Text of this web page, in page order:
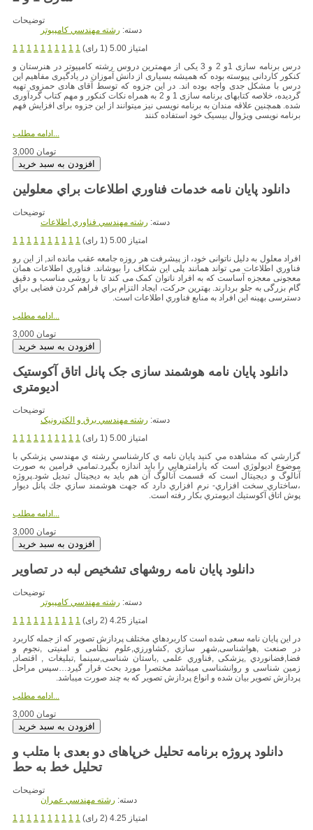
توضیحات
دسته: رشته مهندسي کامپيوتر
1 1 1 1 1 1 1 1 1 1
امتیاز 5.00 (1 رای)
درس برنامه سازی 1و 2 و 3 یکی از مهمترین دروس رشته کامپیوتر در هنرستان و
کنکور کاردانی پیوسته بوده که همیشه بسیاری از دانش آموزان در یادگیری مفاهیم این
درس با مشکل جدی واجه بوده اند. در این جزوه که توسط آقای هادی حمزوی تهیه
گردیده، خلاصه کتابهای برنامه سازی 1 و 2 به همراه نکات کنکور و مهم کتاب گردآوری
شده. همچنین علاقه مندان به برنامه نویسی نیز میتوانند از این جزوه برای افزایش فهم
برنامه نویسی ویژوال بیسیک خود استفاده کنند
ادامه مطلب...
3,000 تومان
دانلود پایان نامه خدمات فناوري اطلاعات براي معلولین
توضیحات
دسته: رشته مهندسي فناوري اطلاعات
1 1 1 1 1 1 1 1 1 1
امتیاز 5.00 (1 رای)
افراد معلول به دلیل ناتوانی خود، از پیشرفت هر روزه جامعه عقب مانده اند, از این رو
فناوري اطلاعات می تواند همانند پلی این شکاف را بپوشاند. فناوري اطلاعات همان
معجونی معجزه آساست که به افراد ناتوان کمک می کند تا با روشی مناسب و دقیق
گام بزرگی به جلو بردارند. بهترین حرکت، ایجاد التزام براي فراهم کردن فضایی براي
دسترسی بهینه این افراد به منابع فناوري اطلاعات است.
ادامه مطلب...
3,000 تومان
دانلود پایان نامه هوشمند سازی جک پانل اتاق آکوستیک
توضیحات
دسته: رشته مهندسي برق و الکترونيک
1 1 1 1 1 1 1 1 1 1
امتیاز 5.00 (1 رای)
گزارشي كه مشاهده مي كنيد پايان نامه ي كارشناسي رشته ي مهندسي پزشكي با
موضوع اديولوژي است كه پارامترهايي را بايد اندازه بگيرد.تمامي فرامين به صورت
آنالوگ و ديجيتال است كه قسمت آنالوگ آن هم بايد به ديجيتال تبديل شود.پروژه
،ساختاري سخت افزاري- نرم افزاري دارد كه جهت هوشمند سازي جك پانل ديوار
پوش اتاق آكوستيك اديومتري بكار رفته است.
ادامه مطلب...
3,000 تومان
دانلود پایان نامه روشهای تشخیص لبه در تصاویر
توضیحات
دسته: رشته مهندسي کامپيوتر
1 1 1 1 1 1 1 1 1 1
امتیاز 4.25 (2 رای)
در این پایان نامه سعی شده است کاربردهاي مختلف پردازش تصویر که از جمله کاربرد
در صنعت ,هواشناسی,شهر سازي ,کشاورزي,علوم نظامی و امنیتی ,نجوم و
فضا,فضانوردي ,پزشکی ,فناوري علمی ,باستان شناسی,سینما ,تبلیغات , اقتصاد,
زمین شناسی و روانشناسی میباشد مختصرا مورد بحث قرار گیرد…سپس مراحل
پردازش تصویر بیان شده و انواع پردازش تصویر که به چند صورت میباشد.
ادامه مطلب...
3,000 تومان
دانلود پروژه برنامه تحلیل خرپاهای دو بعدی با متلب و
تحلیل خط به حط
توضیحات
دسته: رشته مهندسي عمران
1 1 1 1 1 1 1 1 1 1
امتیاز 4.25 (2 رای)